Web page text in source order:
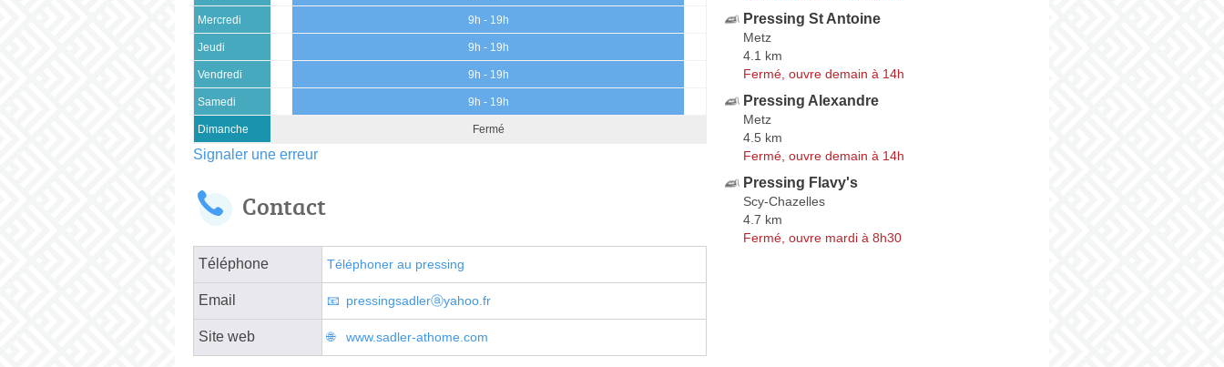
Mercredi 9h - 19h
Jeudi 9h - 19h
Vendredi 9h - 19h
Samedi 9h - 19h
Dimanche Fermé
Signaler une erreur
Contact
Téléphone Téléphoner au pressing
Email pressingsadlerⓐyahoo.fr
Site web www.sadler-athome.com
Pressing St Antoine
Metz
4.1 km
Fermé, ouvre demain à 14h
Pressing Alexandre
Metz
4.5 km
Fermé, ouvre demain à 14h
Pressing Flavy's
Scy-Chazelles
4.7 km
Fermé, ouvre mardi à 8h30